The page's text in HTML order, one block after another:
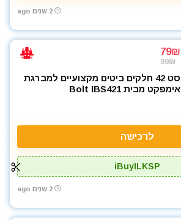
2 שנים ago
79₪
99₪
סט 42 חלקים ביטים מקצועיים למברגת
אימפקט מבית Bolt IBS421
לרכישה
iBuyILKSP
2 שנים ago